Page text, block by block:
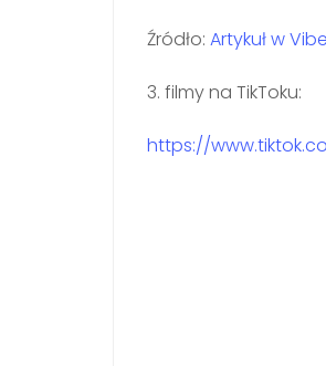
Źródło: Artykuł w
3. filmy na TikToku:
https://